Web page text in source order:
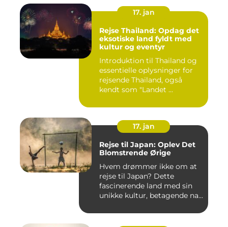
17. jan
Rejse Thailand: Opdag det
eksotiske land fyldt med
kultur og eventyr
Introduktion til Thailand og
essentielle oplysninger for
rejsende Thailand, også
kendt som "Landet ...
17. jan
Rejse til Japan: Oplev Det
Blomstrende Ørige
Hvem drømmer ikke om at
rejse til Japan? Dette
fascinerende land med sin
unikke kultur, betagende na...